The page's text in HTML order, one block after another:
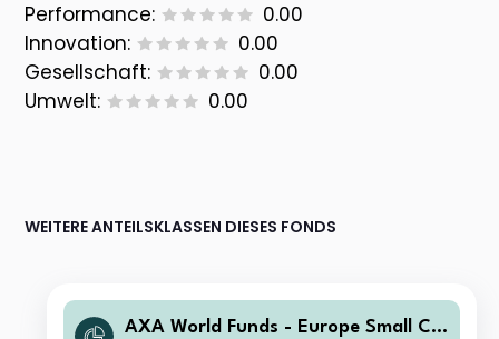
Performance:
0.00
Innovation:
0.00
Gesellschaft:
0.00
Umwelt:
0.00
WEITERE ANTEILSKLASSEN DIESES FONDS
AXA World Funds - Europe Small Ca